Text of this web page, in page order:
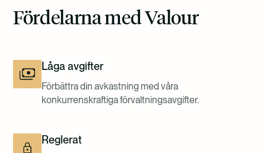
Fördelarna med Valour
Låga avgifter
Förbättra din avkastning med våra
konkurrenskraftiga förvaltningsavgifter.
Reglerat